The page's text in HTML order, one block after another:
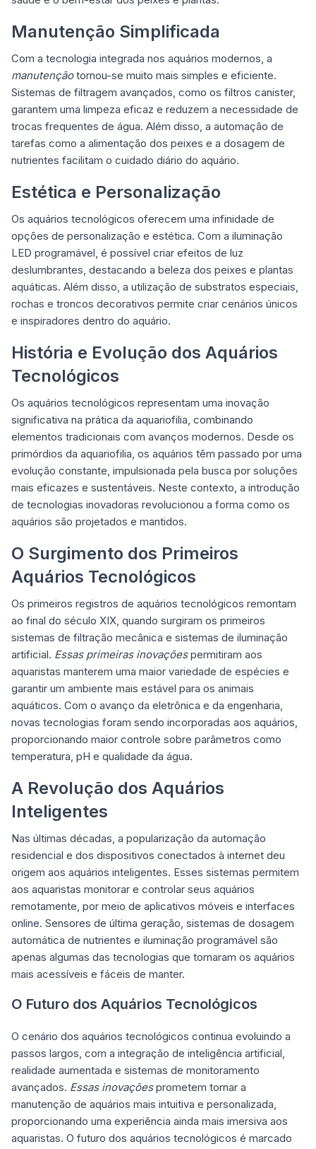
Manutenção Simplificada
Com a tecnologia integrada nos aquários modernos, a
manutençãotornou-se muito mais simples e eficiente.
Sistemas de filtragem avançados, como os filtros canister,
garantem uma limpeza eficaz e reduzem a necessidade de
trocas frequentes de água. Além disso, a automação de
tarefas como a alimentação dos peixes e a dosagem de
nutrientes facilitam o cuidado diário do aquário.
Estética e Personalização
Os aquários tecnológicos oferecem uma infinidade de
opções de personalização e estética. Com a iluminação
LED programável, é possível criar efeitos de luz
deslumbrantes, destacando a beleza dos peixes e plantas
aquáticas. Além disso, a utilização de substratos especiais,
rochas e troncos decorativos permite criar cenários únicos
e inspiradores dentro do aquário.
História e Evolução dos Aquários
Tecnológicos
Os aquários tecnológicos representam uma inovação
significativa na prática da aquariofilia, combinando
elementos tradicionais com avanços modernos. Desde os
primórdios da aquariofilia, os aquários têm passado por uma
evolução constante, impulsionada pela busca por soluções
mais eficazes e sustentáveis. Neste contexto, a introdução
de tecnologias inovadoras revolucionou a forma como os
aquários são projetados e mantidos.
O Surgimento dos Primeiros
Aquários Tecnológicos
Os primeiros registros de aquários tecnológicos remontam
ao final do século XIX, quando surgiram os primeiros
sistemas de filtração mecânica e sistemas de iluminação
artificial. Essas primeiras inovaçõespermitiram aos
aquaristas manterem uma maior variedade de espécies e
garantir um ambiente mais estável para os animais
aquáticos. Com o avanço da eletrônica e da engenharia,
novas tecnologias foram sendo incorporadas aos aquários,
proporcionando maior controle sobre parâmetros como
temperatura, pH e qualidade da água.
A Revolução dos Aquários
Inteligentes
Nas últimas décadas, a popularização da automação
residencial e dos dispositivos conectados à internet deu
origem aos aquários inteligentes. Esses sistemas permitem
aos aquaristas monitorar e controlar seus aquários
remotamente, por meio de aplicativos móveis e interfaces
online. Sensores de última geração, sistemas de dosagem
automática de nutrientes e iluminação programável são
apenas algumas das tecnologias que tornaram os aquários
mais acessíveis e fáceis de manter.
O Futuro dos Aquários Tecnológicos
O cenário dos aquários tecnológicos continua evoluindo a
passos largos, com a integração de inteligência artificial,
realidade aumentada e sistemas de monitoramento
avançados. Essas inovaçõesprometem tornar a
manutenção de aquários mais intuitiva e personalizada,
proporcionando uma experiência ainda mais imersiva aos
aquaristas. O futuro dos aquários tecnológicos é marcado